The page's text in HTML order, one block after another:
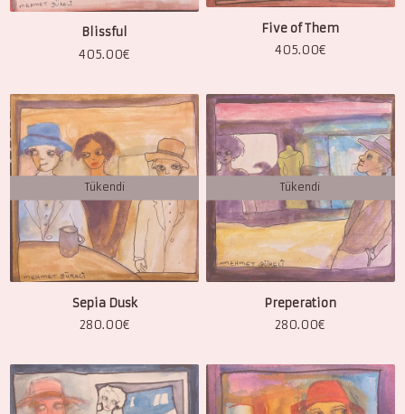
Blissful
405.00€
Five of Them
405.00€
Tükendi
Sepia Dusk
280.00€
Tükendi
Preperation
280.00€